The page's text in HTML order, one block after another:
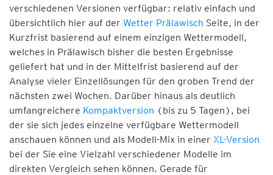
verschiedenen Versionen verfügbar: relativ einfach und
übersichtlich hier auf der Wetter Prälawisch Seite, in der
Kurzfrist basierend auf einem einzigen Wettermodell,
welches in Prälawisch bisher die besten Ergebnisse
geliefert hat und in der Mittelfrist basierend auf der
Analyse vieler Einzellösungen für den groben Trend der
nächsten zwei Wochen. Darüber hinaus als deutlich
umfangreichere Kompaktversion (bis zu 5 Tagen), bei
der sie sich jedes einzelne verfügbare Wettermodell
anschauen können und als Modell-Mix in einer XL-Version
bei der Sie eine Vielzahl verschiedener Modelle im
direkten Vergleich sehen können. Gerade für